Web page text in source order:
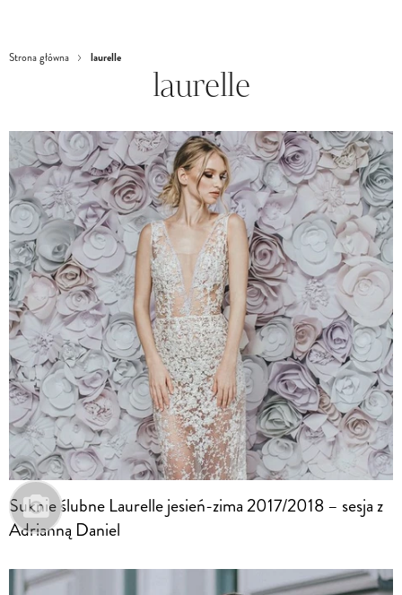
Strona główna laurelle
laurelle
Suknie ślubne Laurelle jesień-zima 2017/2018 – sesja z
Adrianną Daniel